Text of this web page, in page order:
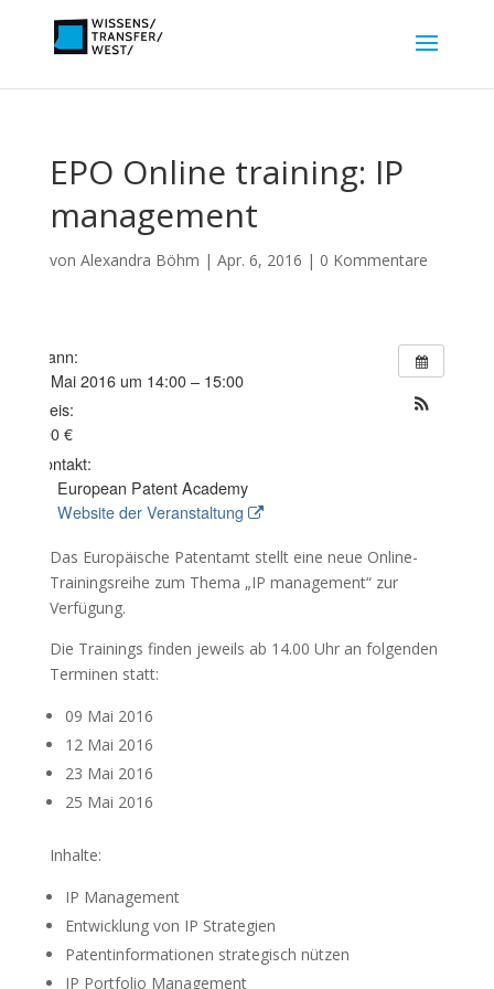
EPO Online training: IP
management
von Alexandra Böhm | Apr. 6, 2016 | 0 Kommentare
Wann:
9. Mai 2016 um 14:00 – 15:00
Preis:
100 €
Kontakt:
European Patent Academy
Website der Veranstaltung
Das Europäische Patentamt stellt eine neue Online-
Trainingsreihe zum Thema „IP management“ zur
Verfügung.
Die Trainings finden jeweils ab 14.00 Uhr an folgenden
Terminen statt:
09 Mai 2016
12 Mai 2016
23 Mai 2016
25 Mai 2016
Inhalte:
IP Management
Entwicklung von IP Strategien
Patentinformationen strategisch nützen
IP Portfolio Management